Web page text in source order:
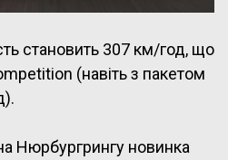
становить 307 км/год, що
(навіть з пакетом
Нюрбургрингу новинка